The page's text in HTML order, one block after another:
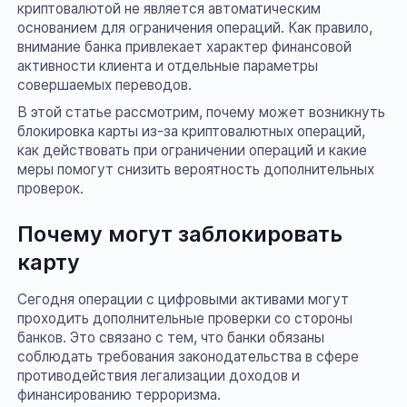
криптовалютой не является автоматическим
основанием для ограничения операций. Как правило,
внимание банка привлекает характер финансовой
активности клиента и отдельные параметры
совершаемых переводов.
В этой статье рассмотрим, почему может возникнуть
блокировка карты из-за криптовалютных операций,
как действовать при ограничении операций и какие
меры помогут снизить вероятность дополнительных
проверок.
Почему могут заблокировать
карту
Сегодня операции с цифровыми активами могут
проходить дополнительные проверки со стороны
банков. Это связано с тем, что банки обязаны
соблюдать требования законодательства в сфере
противодействия легализации доходов и
финансированию терроризма.